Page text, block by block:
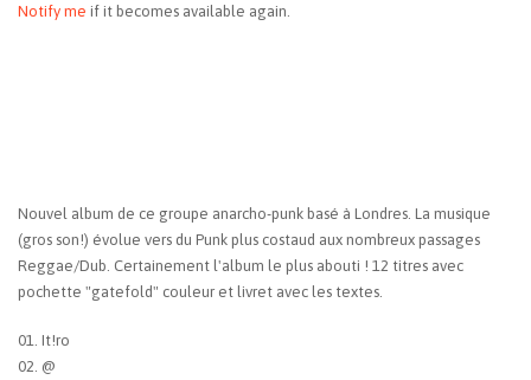
Notify me if it becomes available again.
Nouvel album de ce groupe anarcho-punk basé à Londres. La musique
(gros son!) évolue vers du Punk plus costaud aux nombreux passages
Reggae/Dub. Certainement l'album le plus abouti ! 12 titres avec
pochette "gatefold" couleur et livret avec les textes.
01. It!ro
02. @